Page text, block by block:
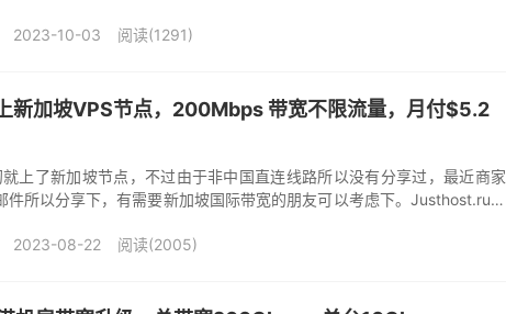
2023-10-03 阅读(1291)
新加坡VPS节点，200Mbps 带宽不限流量，月付$5.2
上了新加坡节点，不过由于非中国直连线路所以没有分享过，最近商家
件所以分享下，有需要新加坡国际带宽的朋友可以考虑下。Justhost.ru成
2023-08-22 阅读(2005)